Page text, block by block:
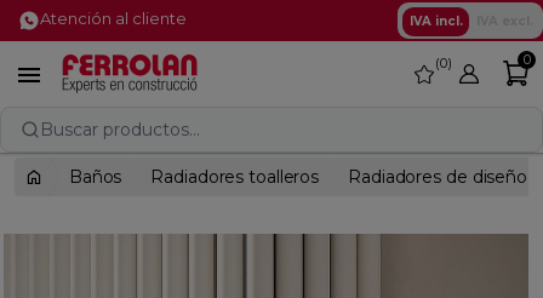
Atención al cliente IVA incl.
 favorite
0 0
Buscar productos...
Baños Radiadores toalleros Radiadores de diseño